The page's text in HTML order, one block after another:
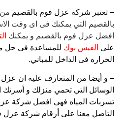
– تعتبر شركة عزل فوم بالقصيم
بالقصيم التي يمكنك فى اى وقت
افضل عزل فوم بالقصيم و يمكنك
على الفيس بوك للمساعدة فى حل
الحراره فى الداخل للمباني.
– و أيضا من المتعارف عليه ان
الوسائل التي تحمي منزلك و
تسربات المياه فهى افضل شركة
التاصل معنا على أرقام شركة عزل